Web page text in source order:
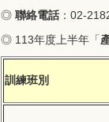
◎ 聯絡電話：02-
◎ 113年度上半年「
訓練班別